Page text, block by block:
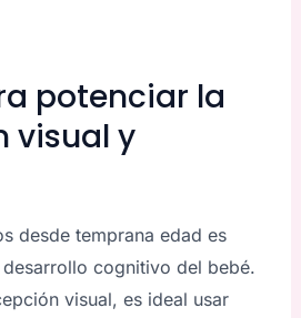
potenciar la
visual y
desde temprana edad es
cognitivo del bebé.
visual, es ideal usar